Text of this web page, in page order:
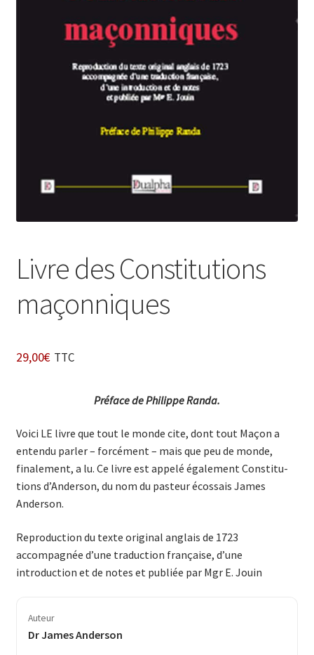
Newsletter
Nous Contacter
Soutien à Philippe Randa
Livre des Constitutions
maçonniques
29,00€ TTC
Préface de Philippe Randa.
Voici LE livre que tout le monde cite, dont tout Maçon a
entendu parler – forcément – mais que peu de monde,
finalement, a lu. Ce livre est appelé également Constitu­
tions d’Anderson, du nom du pasteur écossais James
Anderson.
Reproduction du texte original anglais de 1723
accompagnée d’une traduction française, d’une
introduction et de notes et publiée par Mgr E. Jouin
Auteur
Dr James Anderson